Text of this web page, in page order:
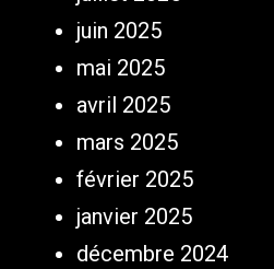
juin 2025
mai 2025
avril 2025
mars 2025
février 2025
janvier 2025
décembre 2024